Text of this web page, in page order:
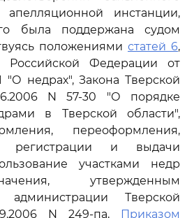
апелляционной инстанции,
была поддержана судом
положениями статей 6,
Российской Федерации от
"О недрах", Закона Тверской
N 57-30 "О порядке
в Тверской области",
переоформления,
регистрации и выдачи
участками недр
утвержденным
администрации Тверской
N 249-па,
Приказом